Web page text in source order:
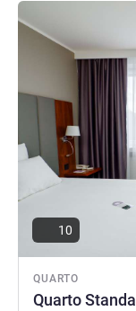
Hotel
Anna Jach-
QUARTO
Quarto
Ver detalhes
10